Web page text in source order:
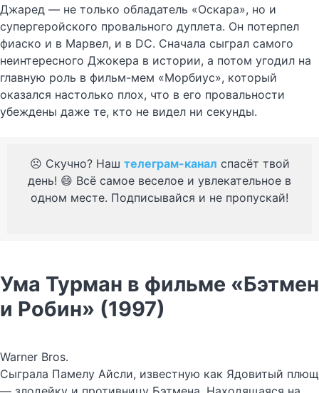
Джаред — не только обладатель «Оскара», но и
супергеройского провального дуплета. Он потерпел
фиаско и в Марвел, и в DC. Сначала сыграл самого
неинтересного Джокера в истории, а потом угодил на
главную роль в фильм-мем «Морбиус», который
оказался настолько плох, что в его провальности
убеждены даже те, кто не видел ни секунды.
☹️ Скучно? Наш телеграм-канал спасёт твой
день! 😄 Всё самое веселое и увлекательное в
одном месте. Подписывайся и не пропускай!
Ума Турман в фильме «Бэтмен
и Робин» (1997)
Warner Bros.
Сыграла Памелу Айсли, известную как Ядовитый плющ